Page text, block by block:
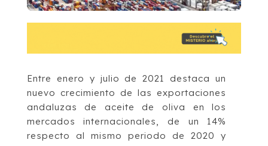
Entre enero y julio de 2021 destaca un
nuevo crecimiento de las exportaciones
andaluzas de aceite de oliva en los
mercados internacionales, de un 14%
respecto al mismo periodo de 2020 y